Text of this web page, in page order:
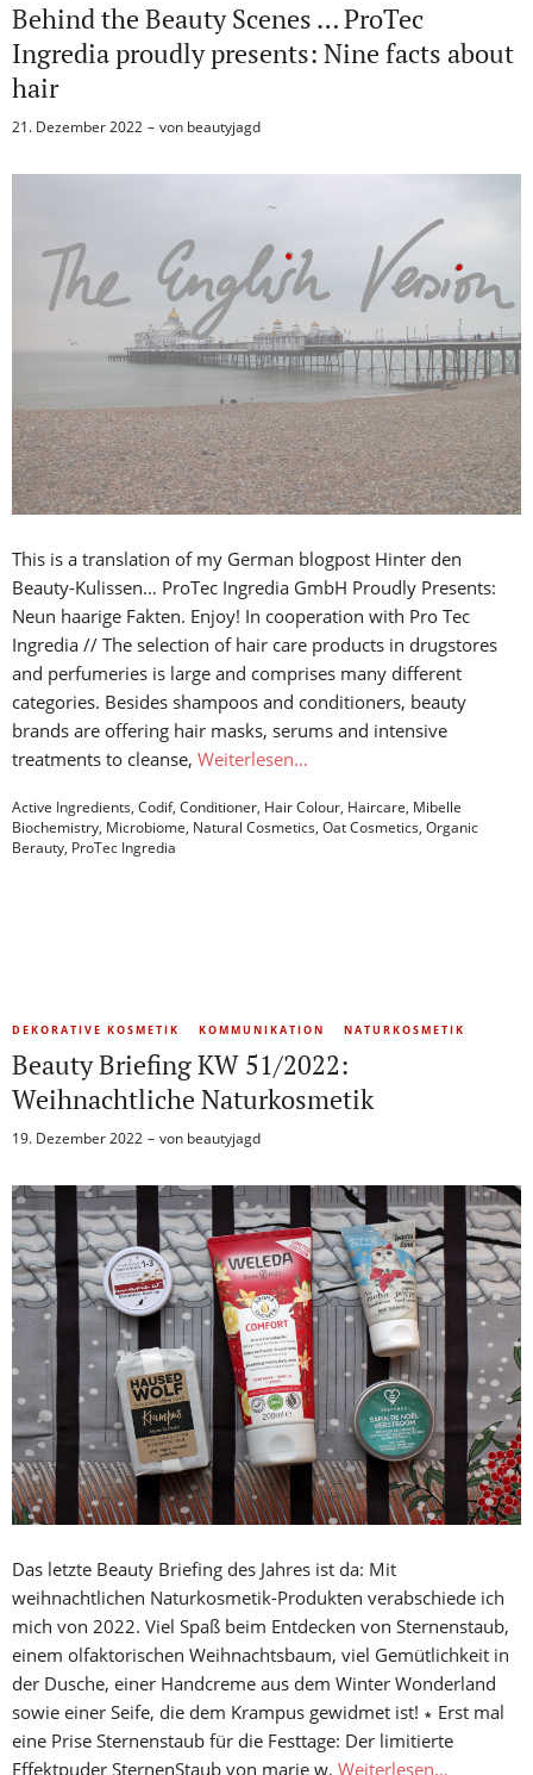
Behind the Beauty Scenes … ProTec
Ingredia proudly presents: Nine facts about
hair
21. Dezember 2022 von beautyjagd
This is a translation of my German blogpost Hinter den
Beauty-Kulissen… ProTec Ingredia GmbH Proudly Presents:
Neun haarige Fakten. Enjoy! In cooperation with Pro Tec
Ingredia // The selection of hair care products in drugstores
and perfumeries is large and comprises many different
categories. Besides shampoos and conditioners, beauty
brands are offering hair masks, serums and intensive
treatments to cleanse, Weiterlesen…
Active Ingredients, Codif, Conditioner, Hair Colour, Haircare, Mibelle
Biochemistry, Microbiome, Natural Cosmetics, Oat Cosmetics, Organic
Berauty, ProTec Ingredia
DEKORATIVE KOSMETIK KOMMUNIKATION NATURKOSMETIK
Beauty Briefing KW 51/2022:
Weihnachtliche Naturkosmetik
19. Dezember 2022 von beautyjagd
Das letzte Beauty Briefing des Jahres ist da: Mit
weihnachtlichen Naturkosmetik-Produkten verabschiede ich
mich von 2022. Viel Spaß beim Entdecken von Sternenstaub,
einem olfaktorischen Weihnachtsbaum, viel Gemütlichkeit in
der Dusche, einer Handcreme aus dem Winter Wonderland
sowie einer Seife, die dem Krampus gewidmet ist! ∗ Erst mal
eine Prise Sternenstaub für die Festtage: Der limitierte
Effektpuder SternenStaub von marie w. Weiterlesen…